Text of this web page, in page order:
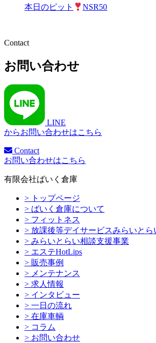
本日のピット NSR50
Contact
お問い合わせ
LINE
からお問い合わせはこちら
Contact
お問い合わせはこちら
有限会社ばいく倉庫
> トップページ
> ばいく倉庫について
> フィットネス
> 放課後等デイサービスみらいとら
> みらいとらい相談支援事業
> エステHotLips
> 販売事例
> メンテナンス
> 求人情報
> インタビュー
> 一日の流れ
> 在庫車輌
> コラム
> お問い合わせ